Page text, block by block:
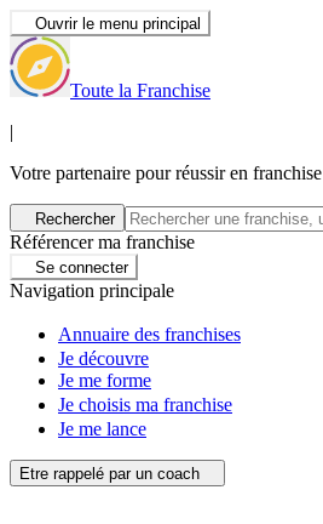
Ouvrir le menu principal
Toute la Franchise
|
Votre partenaire pour réussir en franchise
Rechercher
Référencer ma franchise
Se connecter
Navigation principale
Annuaire des franchises
Je découvre
Je me forme
Je choisis ma franchise
Je me lance
Etre rappelé par un coach